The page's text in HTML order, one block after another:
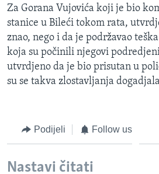
PRATITE NAS
Jezici
Za Gorana Vujovića koji je bio
stanice u Bileći tokom rata,
znao, nego i da je podržavao
koja su počinili njegovi
utvrdjeno da je bio prisutan u
su se takva zlostavljanja
Podijeli Follow us
Nastavi čitati